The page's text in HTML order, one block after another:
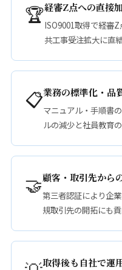
🏆経審Z点への直接
ISO9001取得で経審
共工事受注拡大に直結
📋業務の標準化・品
マニュアル・手順書
ルの減少と社員教育
🤝顧客・取引先から
第三者認証により企
規取引先の開拓にも貢
取得後も自社で運